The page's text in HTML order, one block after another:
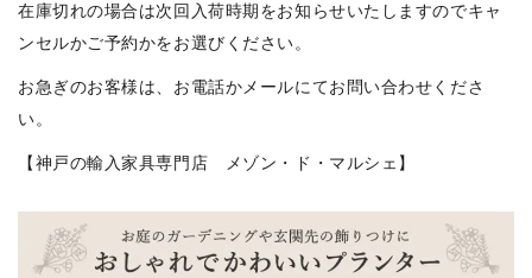
在庫切れの場合は次回入荷時期をお知らせいたしますのでキャ
ンセルかご予約かをお選びください。
お急ぎのお客様は、お電話かメールにてお問い合わせくださ
い。
【神戸の輸入家具専門店 メゾン・ド・マルシェ】